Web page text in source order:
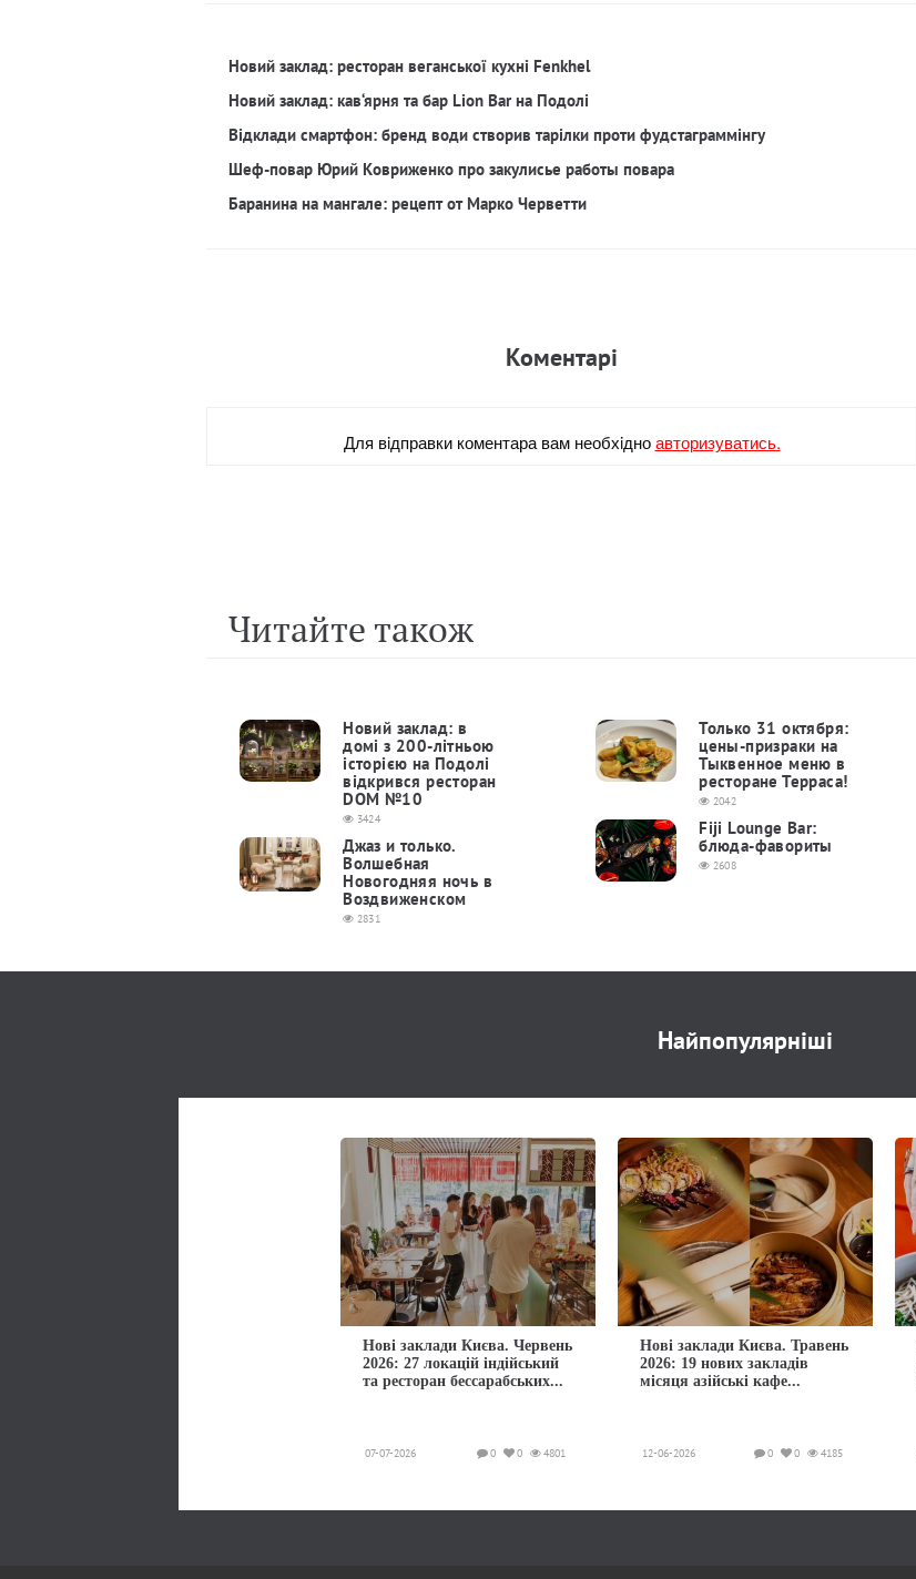
Новий заклад: ресторан веганської кухні Fenkhel
Новий заклад: кав‘ярня та бар Lion Bar на Подолі
Відклади смартфон: бренд води створив тарілки проти фудстаграммінгу
Шеф-повар Юрий Ковриженко про закулисье работы повара
Баранина на мангале: рецепт от Марко Черветти
Коментарi
Для вiдправки коментара вам необхiдноавторизуватись.
Читайте також
Новий заклад: в
домі з 200-літньою
історією на Подолі
відкрився ресторан
DOM №10
3424
Джаз и только.
Волшебная
Новогодняя ночь в
Воздвиженском
2831
Только 31 октября:
цены-призраки на
Тыквенное меню в
ресторане Терраса!
2042
Fiji Lounge Bar:
блюда-фавориты
2608
Найпопулярніші
Нові заклади Києва. Червень
2026: 27 локацій індійський
та ресторан бессарабських...
07-07-2026 4801
0
0
Нові заклади Києва. Травень
2026: 19 нових закладів
місяця азійські кафе...
12-06-2026 4185
0
0